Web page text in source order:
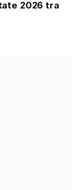
2026 tra